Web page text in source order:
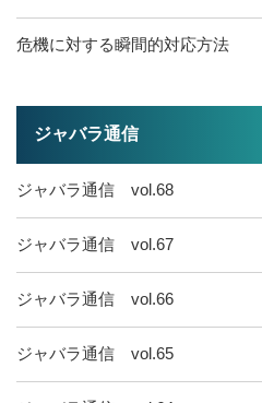
危機に対する瞬間的対応方法
ジャバラ通信
ジャバラ通信 vol.68
ジャバラ通信 vol.67
ジャバラ通信 vol.66
ジャバラ通信 vol.65